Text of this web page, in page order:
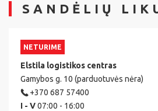
SANDĖLIŲ
NETURIME
Elstila logistikos centras
Gamybos g. 10 (parduotuvės nėra)
+370 687 57400
I - V07:00 - 16:00